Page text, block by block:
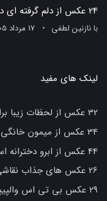
24 عکس از دلم گرفته ای دوست هوای گریه
بانازنین لطفی 17 مرداد 1405
لینک های مفید
32 عکس از لحظات زیبا برای پروفایل شما
34 عکس از میمون خانگی خوشگل برای عاشقان حیوانات
44 عکس از ابرو دخترانه اسپرت برای زیبایی و جذابیت بیشتر
26 عکس های جذاب نقاشی معلم مرد که شما را شگفت زده می کند
29 عکس بی تی اس والپیپر برای قلب های عاشق